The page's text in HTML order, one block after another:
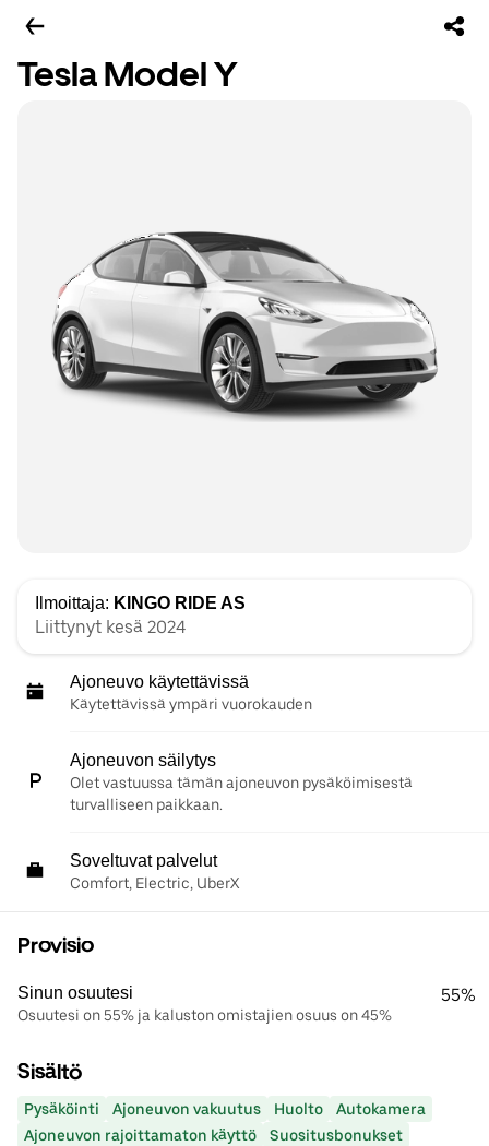
Tesla Model Y
Ilmoittaja: KINGO RIDE AS
Liittynyt kesä 2024
Ajoneuvo käytettävissä
Käytettävissä ympäri vuorokauden
Ajoneuvon säilytys
Olet vastuussa tämän ajoneuvon pysäköimisestä
turvalliseen paikkaan.
Soveltuvat palvelut
Comfort, Electric, UberX
Provisio
Sinun osuutesi
Osuutesi on 55% ja kaluston omistajien osuus on 45%
55%
Sisältö
Pysäköinti Ajoneuvon vakuutus Huolto
Autokamera
Ajoneuvon rajoittamaton käyttö
Suositusbonukset